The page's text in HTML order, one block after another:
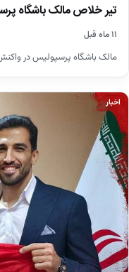
تیر خلاص مالک باشگاه
۱۱ ماه قبل
مالک باشگاه پرسپولیس در
اخبار